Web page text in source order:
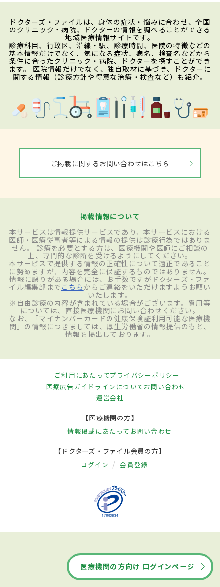
療可能な軽症に分類される。II度15〜30％
またはIII度2〜10％は中等症として一般病院
での入院治療が必要とされる。II度30％以上
またはIII度10％以上および顔面・手足や会
などは専門施設での集中治療が必要な重症
に分類される。検査としては、火事などで
鏡検査や血液検査を行う。胸部CT検査も肺
の状態を把握するために有用とされてい
る。
応急処置として受傷直後にできるだけ早く
患部を冷やし始めることが重要。冷やし始
めるまでの時間によって、回復に大きな差が
出る。流水による冷却が一般的で、狭い範
囲なら水道水、広範囲であれば風呂のシャ
ワーなどでしばらく冷却して形成外科を受
診することが推奨される。冷やすことに
で広範囲の熱傷を負った場合は、低体温に
ならないように注意が必要。時間がたつと
腫れてくるので、指輪などはあらかじめ外し
ておく。水ぶくれができているときは、で
きるだけ破らないようにする。服は無理に
脱がさず着衣のまま冷却する。I度熱傷は自
皮質ホルモン（ステロイド）の入った軟こ
うが効果的とされる。II度熱傷は軟こうや創
の範囲が広い場合には命に関わる熱傷
ショックを起こすこともあり、点滴治療が
ドクターズ・ファイルは、身体の症状・悩みに合わせ、全国
のクリニック・病院、ドクターの情報を調べることができる
地域医療情報サイトです。
診療科目、行政区、沿線・駅、診療時間、医院の特徴などの
基本情報だけでなく、気になる症状、病名、検査名などから
条件に合ったクリニック・病院、ドクターを探すことができ
ます。 医院情報だけでなく、独自取材に基づき、ドクターに
関する情報（診療方針や得意な治療・検査など）も紹介。
ご掲載に関するお問い合わせはこちら
掲載情報について
本サービスは情報提供サービスであり、本サービスにおける
医師・医療従事者等による情報の提供は診療行為ではありま
せん。 診療を必要とする方は、医療機関や医師にご相談の
上、専門的な診断を受けるようにしてください。
本サービスで提供する情報の正確性について適正であること
に努めますが、内容を完全に保証するものではありません。
情報に誤りがある場合には、お手数ですがドクターズ・ファ
イル編集部まで こちら からご連絡をいただけますようお願い
いたします。
※自由診療の内容が含まれている場合がございます。費用等
については、直接医療機関にお問い合わせください。
なお、「マイナンバーカードの健康保険証利用可能な医療機
関」の情報につきましては、厚生労働省の情報提供のもと、
情報を掲出しております。
ご利用にあたってプライバシーポリシー
医療広告ガイドラインについてお問い合わせ
運営会社
【医療機関の方】
情報掲載にあたって お問い合わせ
【ドクターズ・ファイル会員の方】
ログイン 会員登録
医療機関の方向け ログインページ